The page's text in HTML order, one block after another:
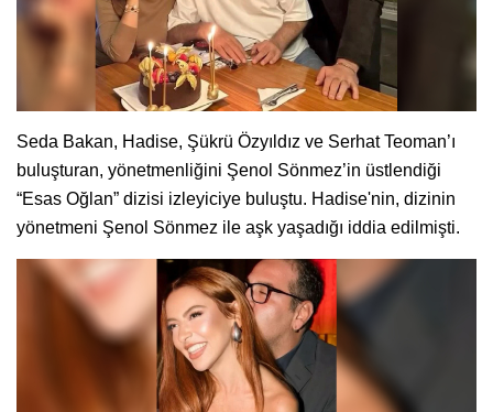
Seda Bakan, Hadise, Şükrü Özyıldız ve Serhat Teoman’ı
buluşturan, yönetmenliğini Şenol Sönmez’in üstlendiği
“Esas Oğlan” dizisi izleyiciye buluştu. Hadise'nin, dizinin
yönetmeni Şenol Sönmez ile aşk yaşadığı iddia edilmişti.